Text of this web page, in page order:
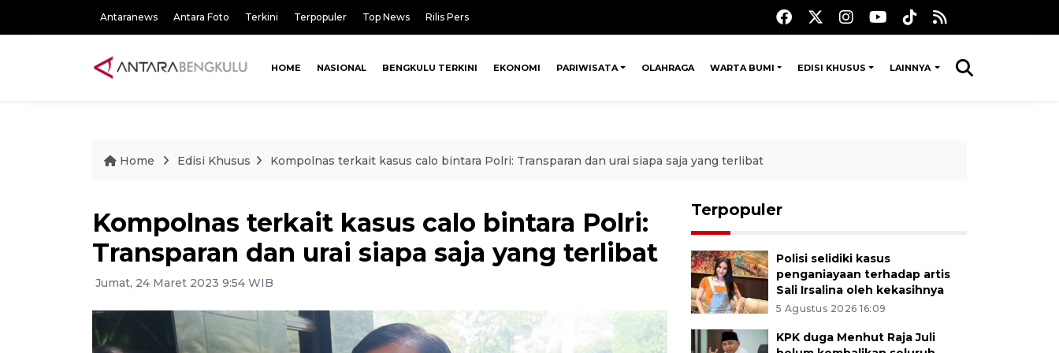
Antaranews Antara Foto Terkini Terpopuler Top News Rilis Pers
HOME NASIONAL BENGKULU TERKINI EKONOMI PARIWISATA OLAHRAGA WARTA BUMI EDISI KHUSUS LAINNYA
Home Edisi Khusus Kompolnas terkait kasus calo bintara Polri: Transparan dan urai siapa saja yang terlibat
Kompolnas terkait kasus calo bintara Polri:
Transparan dan urai siapa saja yang terlibat
Jumat, 24 Maret 2023 9:54 WIB
Terpopuler
Polisi selidiki kasus
penganiayaan terhadap artis
Sali Irsalina oleh kekasihnya
5 Agustus 2026 16:09
KPK duga Menhut Raja Juli